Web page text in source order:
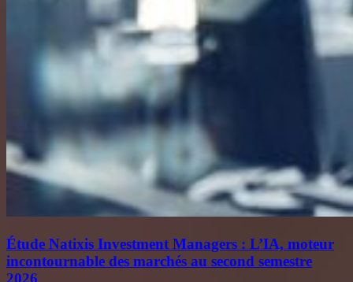
Étude Natixis Investment Managers : L’IA, moteur
incontournable des marchés au second semestre
2026